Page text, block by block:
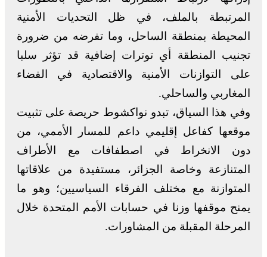
المرتبطة بالملف، في ظل التحديات الأمنية
المحيطة بمنطقة الساحل، وما تفرضه من ضرورة
تجنيب المنطقة أي توترات إضافية قد تؤثر سلبا
على التوازنات الأمنية والاقتصادية في الفضاء
المغاربي والساحلي.
وفي هذا السياق، تبدو نواكشوط حريصة على تثبيت
موقعها كفاعل إقليمي داعم للمسار الأممي، من
دون الانخراط في اصطفافات مع الأطراف
المتنازعة وخاصة الجزائر، مستفيدة من علاقاتها
المتوازنة مع مختلف الفرقاء السياسيين؛ وهو ما
يمنح موقفها وزنا في حسابات الأمم المتحدة خلال
المرحلة المقبلة من المشاورات.